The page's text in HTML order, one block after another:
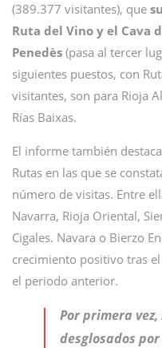
(389.377 visitantes), que
Ruta del Vino y el Cava
Penedès (pasa al tercer
siguientes puestos, con
visitantes, son para Rioja
Rías Baixas.
El informe también
Rutas en las que se
número de visitas. Entre
Navarra, Rioja Oriental,
Cigales. Navara o Bierzo
crecimiento positivo tras
el periodo anterior.
Por primera
desglosados